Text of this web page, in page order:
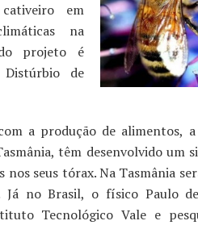
em
na
projeto é
de
a produção de alimentos,
têm desenvolvido um
nos seus tórax. Na Tasmânia
Já no Brasil, o físico Paulo
Tecnológico Vale e